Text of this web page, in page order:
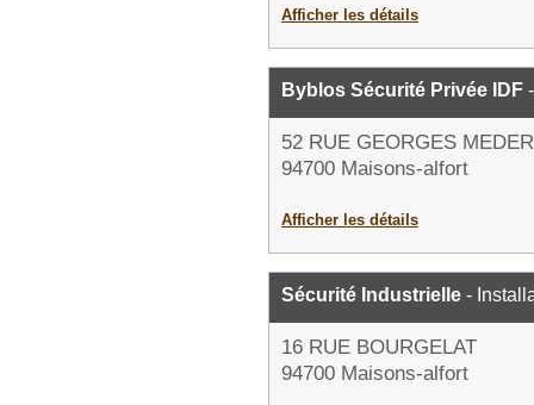
Afficher les détails
Byblos Sécurité Privée IDF
52 RUE GEORGES
94700 Maisons-alfort
Afficher les détails
Sécurité Industrielle -
16 RUE BOURGELAT
94700 Maisons-alfort